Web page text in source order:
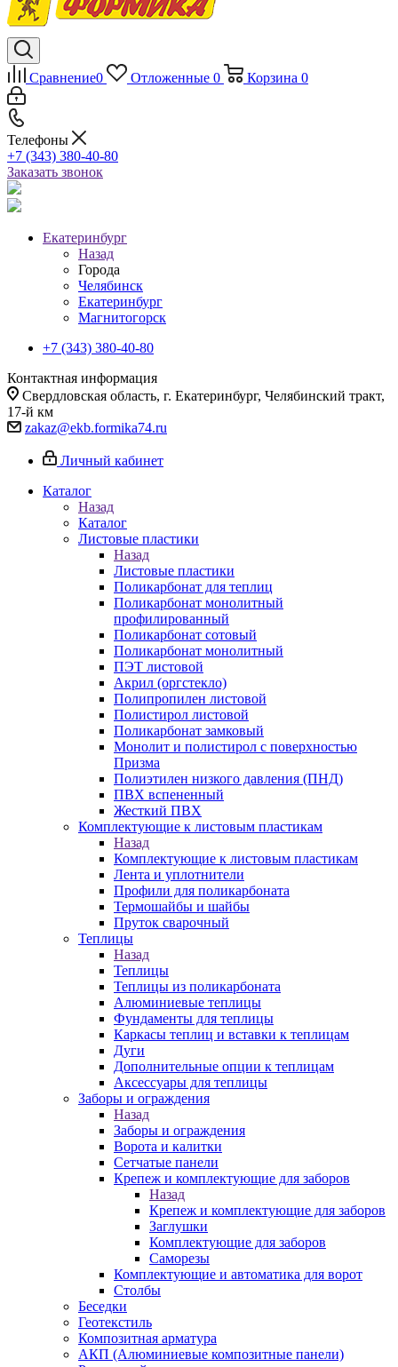
Сравнение0 Отложенные 0 Корзина 0
Телефоны
+7 (343) 380-40-80
Заказать звонок
Екатеринбург
Назад
Города
Челябинск
Екатеринбург
Магнитогорск
+7 (343) 380-40-80
Контактная информация
Свердловская область, г. Екатеринбург, Челябинский тракт,
17-й км
zakaz@ekb.formika74.ru
Личный кабинет
Каталог
Назад
Каталог
Листовые пластики
Назад
Листовые пластики
Поликарбонат для теплиц
Поликарбонат монолитный
профилированный
Поликарбонат сотовый
Поликарбонат монолитный
ПЭТ листовой
Акрил (оргстекло)
Полипропилен листовой
Полистирол листовой
Поликарбонат замковый
Монолит и полистирол с поверхностью
Призма
Полиэтилен низкого давления (ПНД)
ПВХ вспененный
Жесткий ПВХ
Комплектующие к листовым пластикам
Назад
Комплектующие к листовым пластикам
Лента и уплотнители
Профили для поликарбоната
Термошайбы и шайбы
Пруток сварочный
Теплицы
Назад
Теплицы
Теплицы из поликарбоната
Алюминиевые теплицы
Фундаменты для теплицы
Каркасы теплиц и вставки к теплицам
Дуги
Дополнительные опции к теплицам
Аксессуары для теплицы
Заборы и ограждения
Назад
Заборы и ограждения
Ворота и калитки
Сетчатые панели
Крепеж и комплектующие для заборов
Назад
Крепеж и комплектующие для заборов
Заглушки
Комплектующие для заборов
Саморезы
Комплектующие и автоматика для ворот
Столбы
Беседки
Геотекстиль
Композитная арматура
АКП (Алюминиевые композитные панели)